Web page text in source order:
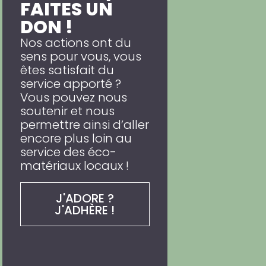
FAITES UN
DON !
Nos actions ont du
sens pour vous, vous
êtes satisfait du
service apporté ?
Vous pouvez nous
soutenir et nous
permettre ainsi d’aller
encore plus loin au
service des éco-
matériaux locaux !
J'ADORE ?
J'ADHÈRE !